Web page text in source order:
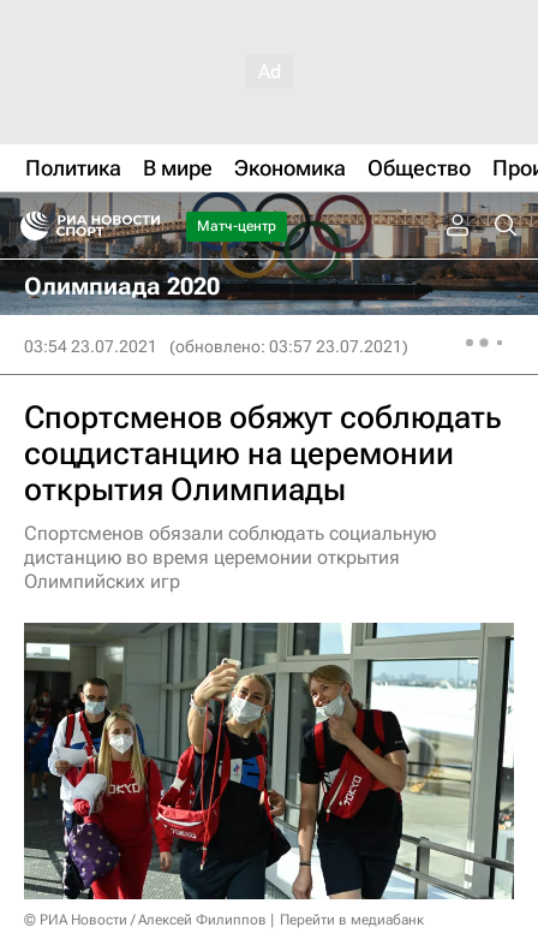
Политика В мире Экономика Общество
Матч-центр
Олимпиада 2020
03:54 23.07.2021 (обновлено: 03:57 23.07.2021)
Спортсменов обяжут соблюдать
соцдистанцию на церемонии
открытия Олимпиады
Спортсменов обязали соблюдать социальную
дистанцию во время церемонии открытия
Олимпийских игр
© РИА Новости / Алексей Филиппов Перейти в медиабанк